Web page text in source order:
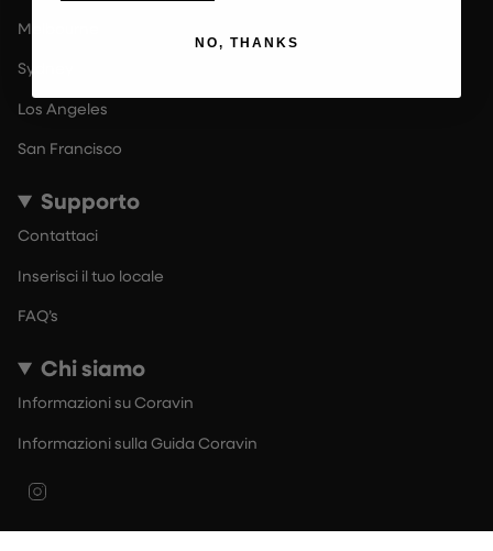
Melbourne
Sydney
Los Angeles
San Francisco
Supporto
Contattaci
Inserisci il tuo locale
FAQ’s
Chi siamo
Informazioni su Coravin
Informazioni sulla Guida Coravin
NO, THANKS